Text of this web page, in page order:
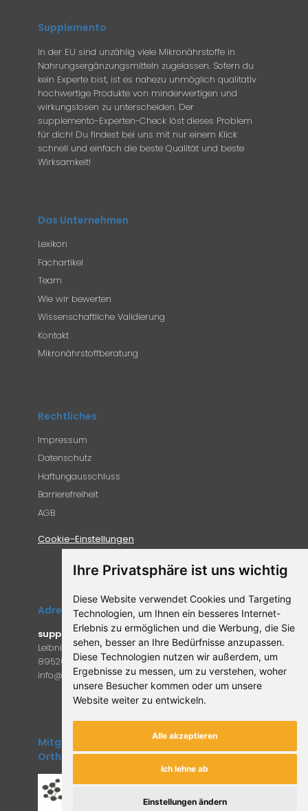
Ihre Privatsphäre ist uns wichtig
Diese Website verwendet Cookies und Targeting
Technologien, um Ihnen ein besseres Internet-
Erlebnis zu ermöglichen und die Werbung, die Sie
sehen, besser an Ihre Bedürfnisse anzupassen.
Diese Technologien nutzen wir außerdem, um
Ergebnisse zu messen, um zu verstehen, woher
unsere Besucher kommen oder um unsere
Website weiter zu entwickeln.
Alle akzeptieren
Ich lehne ab
Einstellungen ändern
Supplemento
In der EU sind unzählig viele Mikronährstoffe in
Nahrungsergänzungsmitteln zugelassen. Sofern du
kein Experte bist, ist es nahezu unmöglich qualitativ
hochwertige Produkte von minderwertigen und
wirkungslosen zu unterscheiden. Der
supplemento-Experten-Check löst dieses Problem
für dich! Du findest bei uns mit nur einem Klick
schnell und einfach die beste Qualität und beste
Wirksamkeit!
Das Unternehmen
Lexikon
Fachartikel
Team
Wie wir bewerten
Wissenschaftliche Validierung
Kontakt
Mikronährstoffberatung
Rechtliches
Impressum
Datenschutz
Haftungausschluss
Barrierefreiheit
AGB
Cookie-Einstellungen
Adresse
supplemento.de
Leibniz-Campus 9
89520 Heidenheim an der Brenz
info@supplemento.de
Mitglied des Forum
Orthomolekulare Medizin